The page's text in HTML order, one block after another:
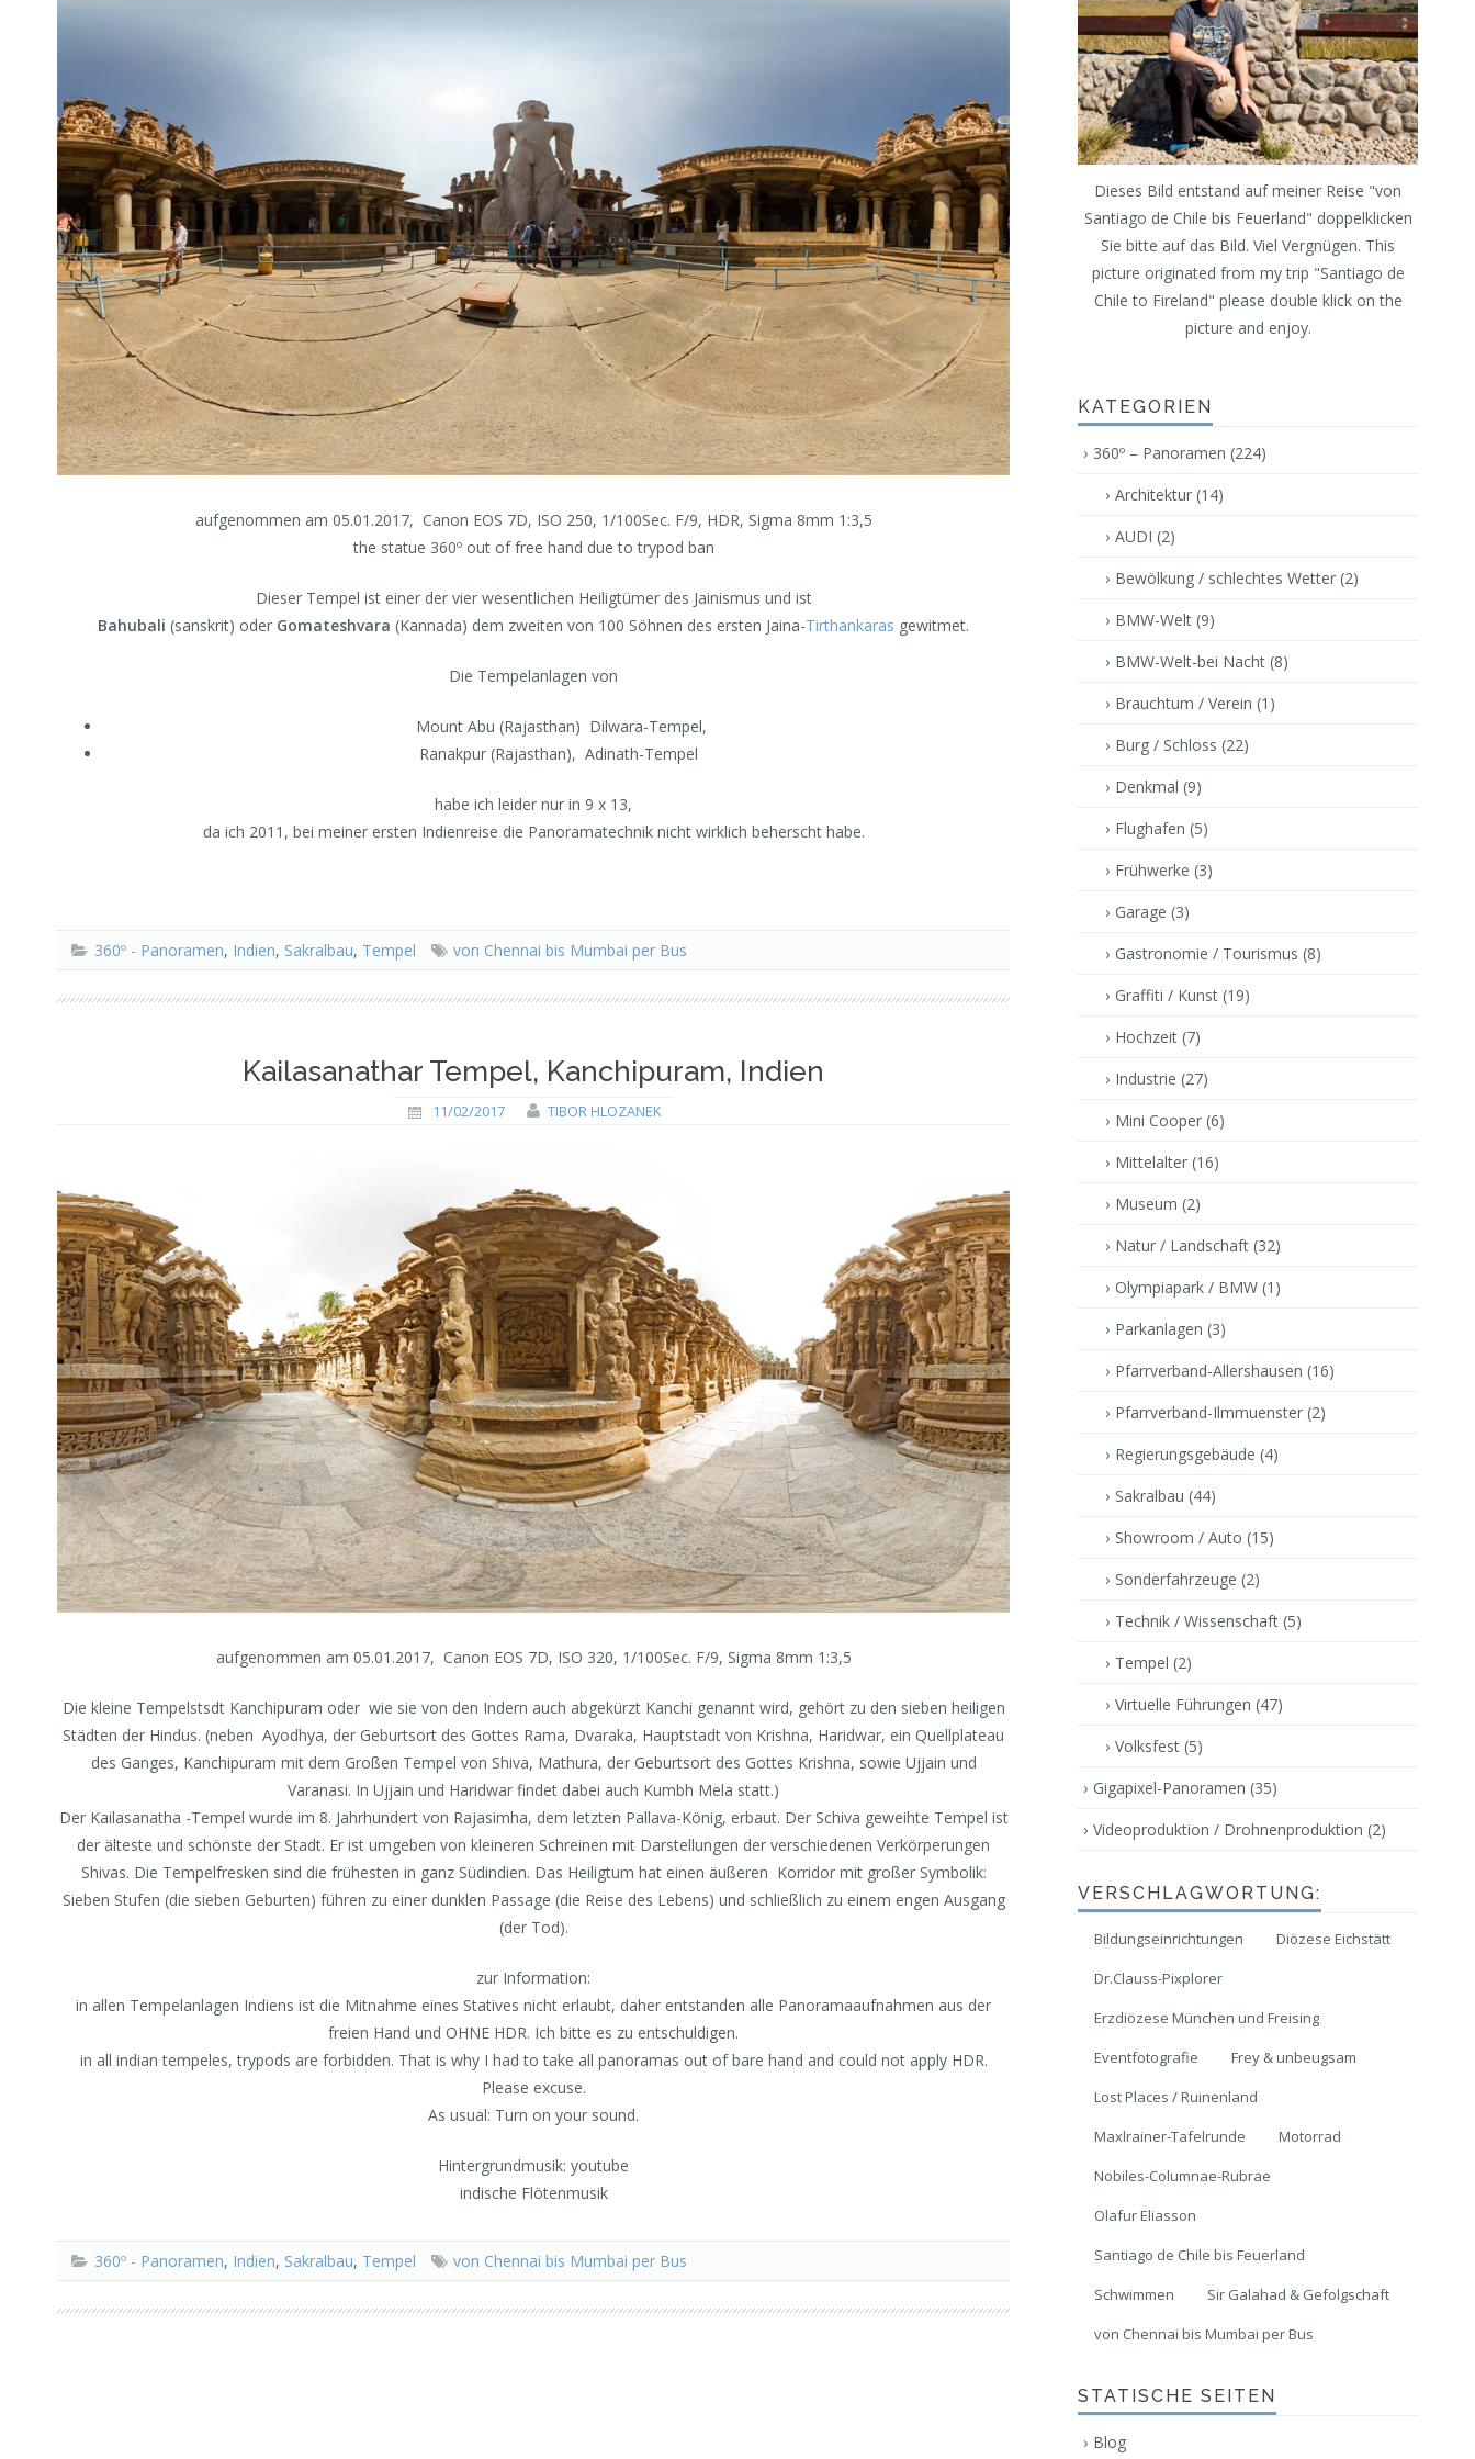
aufgenommen am 05.01.2017, Canon EOS 7D, ISO 250, 1/100Sec. F/9, HDR, Sigma 8mm 1:3,5
the statue 360º out of free hand due to trypod ban
Dieser Tempel ist einer der vier wesentlichen Heiligtümer des Jainismus und ist
Bahubali (sanskrit) oder Gomateshvara (Kannada) dem zweiten von 100 Söhnen des ersten Jaina-Tirthankaras gewitmet.
Die Tempelanlagen von
Mount Abu (Rajasthan) Dilwara-Tempel,
Ranakpur (Rajasthan), Adinath-Tempel
habe ich leider nur in 9 x 13,
da ich 2011, bei meiner ersten Indienreise die Panoramatechnik nicht wirklich beherscht habe.
360º - Panoramen, Indien, Sakralbau, Tempel von Chennai bis Mumbai per Bus
Kailasanathar Tempel, Kanchipuram, Indien
11/02/2017 TIBOR HLOZANEK
aufgenommen am 05.01.2017, Canon EOS 7D, ISO 320, 1/100Sec. F/9, Sigma 8mm 1:3,5
Die kleine Tempelstsdt Kanchipuram oder wie sie von den Indern auch abgekürzt Kanchi genannt wird, gehört zu den sieben heiligen
Städten der Hindus. (neben Ayodhya, der Geburtsort des Gottes Rama, Dvaraka, Hauptstadt von Krishna, Haridwar, ein Quellplateau
des Ganges, Kanchipuram mit dem Großen Tempel von Shiva, Mathura, der Geburtsort des Gottes Krishna, sowie Ujjain und
Varanasi. In Ujjain und Haridwar findet dabei auch Kumbh Mela statt.)
Der Kailasanatha -Tempel wurde im 8. Jahrhundert von Rajasimha, dem letzten Pallava-König, erbaut. Der Schiva geweihte Tempel ist
der älteste und schönste der Stadt. Er ist umgeben von kleineren Schreinen mit Darstellungen der verschiedenen Verkörperungen
Shivas. Die Tempelfresken sind die frühesten in ganz Südindien. Das Heiligtum hat einen äußeren Korridor mit großer Symbolik:
Sieben Stufen (die sieben Geburten) führen zu einer dunklen Passage (die Reise des Lebens) und schließlich zu einem engen Ausgang
(der Tod).
zur Information:
in allen Tempelanlagen Indiens ist die Mitnahme eines Statives nicht erlaubt, daher entstanden alle Panoramaaufnahmen aus der
freien Hand und OHNE HDR. Ich bitte es zu entschuldigen.
in all indian tempeles, trypods are forbidden. That is why I had to take all panoramas out of bare hand and could not apply HDR.
Please excuse.
As usual: Turn on your sound.
Hintergrundmusik: youtube
indische Flötenmusik
360º - Panoramen, Indien, Sakralbau, Tempel von Chennai bis Mumbai per Bus
Dieses Bild entstand auf meiner Reise "von
Santiago de Chile bis Feuerland" doppelklicken
Sie bitte auf das Bild. Viel Vergnügen. This
picture originated from my trip "Santiago de
Chile to Fireland" please double klick on the
picture and enjoy.
KATEGORIEN
360º – Panoramen (224)
Architektur (14)
AUDI (2)
Bewölkung / schlechtes Wetter (2)
BMW-Welt (9)
BMW-Welt-bei Nacht (8)
Brauchtum / Verein (1)
Burg / Schloss (22)
Denkmal (9)
Flughafen (5)
Frühwerke (3)
Garage (3)
Gastronomie / Tourismus (8)
Graffiti / Kunst (19)
Hochzeit (7)
Industrie (27)
Mini Cooper (6)
Mittelalter (16)
Museum (2)
Natur / Landschaft (32)
Olympiapark / BMW (1)
Parkanlagen (3)
Pfarrverband-Allershausen (16)
Pfarrverband-Ilmmuenster (2)
Regierungsgebäude (4)
Sakralbau (44)
Showroom / Auto (15)
Sonderfahrzeuge (2)
Technik / Wissenschaft (5)
Tempel (2)
Virtuelle Führungen (47)
Volksfest (5)
Gigapixel-Panoramen (35)
Videoproduktion / Drohnenproduktion (2)
VERSCHLAGWORTUNG:
Bildungseinrichtungen
Diözese Eichstätt
Dr.Clauss-Pixplorer
Erzdiözese München und Freising
Eventfotografie
Frey & unbeugsam
Lost Places / Ruinenland
Maxlrainer-Tafelrunde
Motorrad
Nobiles-Columnae-Rubrae
Olafur Eliasson
Santiago de Chile bis Feuerland
Schwimmen
Sir Galahad & Gefolgschaft
von Chennai bis Mumbai per Bus
STATISCHE SEITEN
Blog